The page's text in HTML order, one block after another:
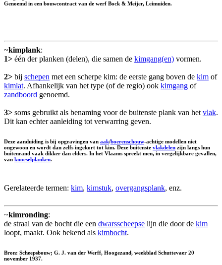
Genoemd in een bouwcontract van de werf Bock & Meijer, Leimuiden.
~kimplank:
1> één der planken (delen), die samen de kimgang(en) vormen.
2> bij schepen met een scherpe kim: de eerste gang boven de kim of
kimlat. Afhankelijk van het type (of de regio) ook kimgang of
zandboord genoemd.
3> soms gebruikt als benaming voor de buitenste plank van het vlak.
Dit kan echter aanleiding tot verwarring geven.
Deze aanduiding is bij opgravingen van aak/boerenschouw-achtige modellen niet
ongewoon en wordt dan zelfs ingekort tot kim. Deze buitenste vlakdelen zijn langs hun
buitenrand vaak dikker dan elders. In het Vlaams spreekt men, in vergelijkbare gevallen,
van knoeselplanken.
Gerelateerde termen: kim, kimstuk, overgangsplank, enz.
~kimronding:
de straal van de bocht die een dwarsscheepse lijn die door de kim
loopt, maakt. Ook bekend als kimbocht.
Bron: Scheepsbouw; G. J. van der Werff, Hoogezand, weekblad Schuttevaer 20
november 1937.